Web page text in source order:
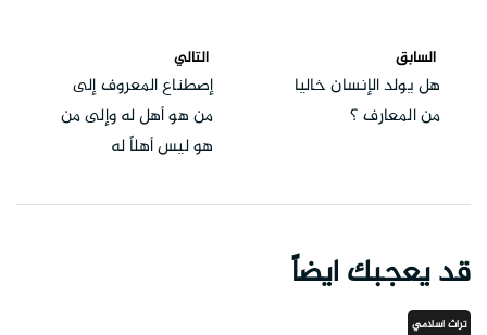
السابق
هل يولد الإنسان خاليا
من المعارف ؟
التالي
إصطناع المعروف إلى
من هو أهل له وإلى من
هو ليس أهلاً له
قد يعجبك ايضاً
تراث اسلامي